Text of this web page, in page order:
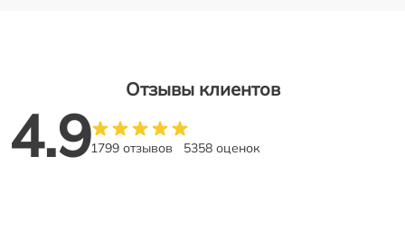
Отзывы клиентов
4.91799 отзывов 5358 оценок